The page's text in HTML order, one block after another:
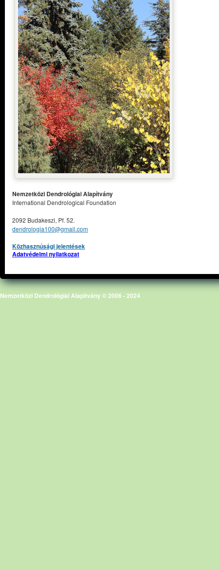
Nemzetközi Dendrológiai Alapítvány
International Dendrological Foundation
2092 Budakeszi, Pf. 52.
dendrologia100@gmail.com
Közhasznúsági jelentések
Adatvédelmi nyilatkozat
Nemzetközi Dendrológiai Alapítvány © 2006 - 2024